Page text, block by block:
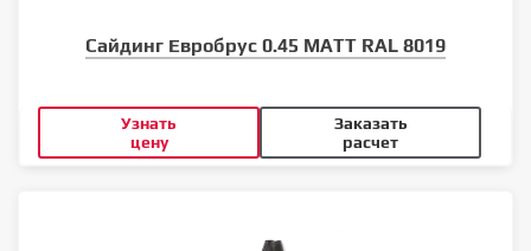
Сайдинг Евробрус 0.45 MATT RAL 8019
Узнать
цену
Заказать
расчет